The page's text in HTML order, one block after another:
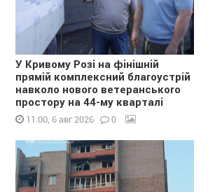
У Кривому Розі на фінішній
прямій комплексний благоустрій
навколо нового ветеранського
простору на 44-му кварталі
11:00, 6 авг 2026 0